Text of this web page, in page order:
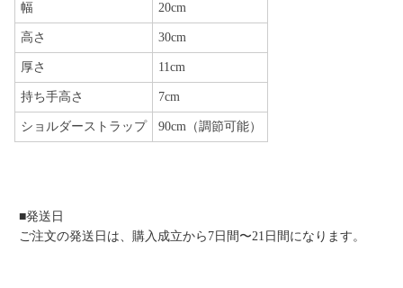
幅 20cm
高さ 30cm
厚さ 11cm
持ち手高さ 7cm
ショルダーストラップ 90cm（調節可能）
■発送日
ご注文の発送日は、購入成立から7日間〜21日間になります。